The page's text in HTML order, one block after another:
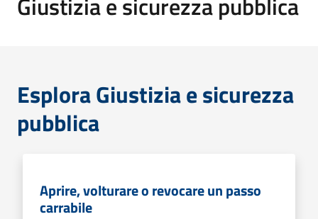
Esplora Giustizia e sicurezza
pubblica
Aprire, volturare o revocare un passo
carrabile